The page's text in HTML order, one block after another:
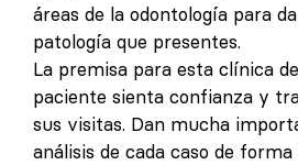
áreas de la odontología para
patología que presentes.
La premisa para esta clínica
paciente sienta confianza y
sus visitas. Dan mucha
análisis de cada caso de